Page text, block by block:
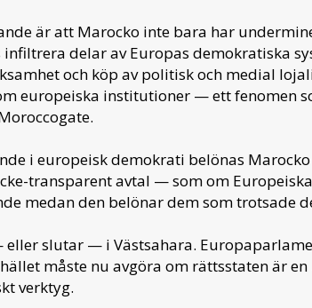
är att Marocko inte bara har
delar av Europas demokratiska
och köp av politisk och medial
europeiska institutioner — ett fenomen
i europeisk demokrati belönas
transparent avtal — som om
medan den belönar dem som trotsade
slutar — i Västsahara.
måste nu avgöra om rättsstaten är en
verktyg.